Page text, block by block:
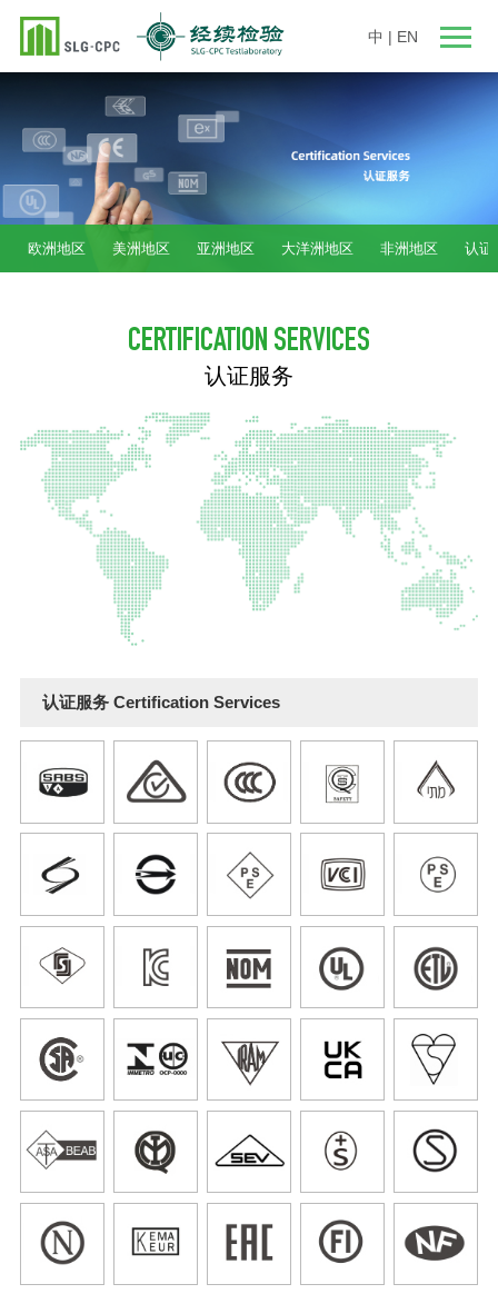
中 | EN
欧洲地区 美洲地区 亚洲地区 大洋洲地区 非洲地区 认证
CERTIFICATION SERVICES
认证服务
认证服务 Certification Services